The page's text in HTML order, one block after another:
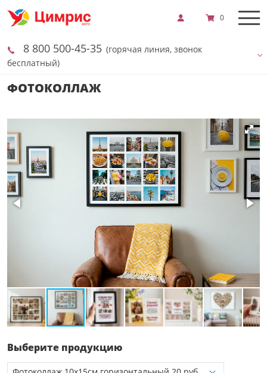
8 800 500-45-35 (горячая линия, звонок
бесплатный)
0
ФОТОКОЛЛАЖ
Выберите продукцию